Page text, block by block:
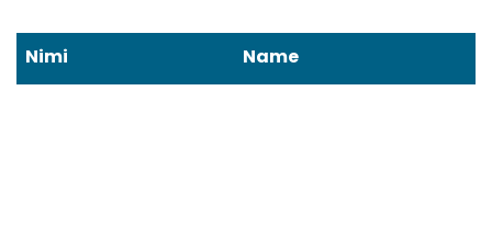
Nimi Name